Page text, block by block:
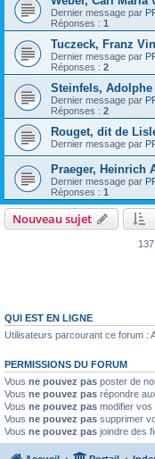
Dernier message par
Réponses : 1
Tuczeck, Franz
Dernier message par
Réponses : 2
Steinfels, Adolphe
Dernier message par
Réponses : 2
Rouget, dit de
Dernier message par
Praeger, Heinrich
Dernier message par
Réponses : 1
Nouveau sujet
QUI EST EN LIGNE
Utilisateurs parcourant ce forum :
PERMISSIONS DU FORUM
Vous ne pouvez pas poster de
Vous ne pouvez pas répondre
Vous ne pouvez pas modifier vos
Vous ne pouvez pas supprimer
Vous ne pouvez pas joindre des